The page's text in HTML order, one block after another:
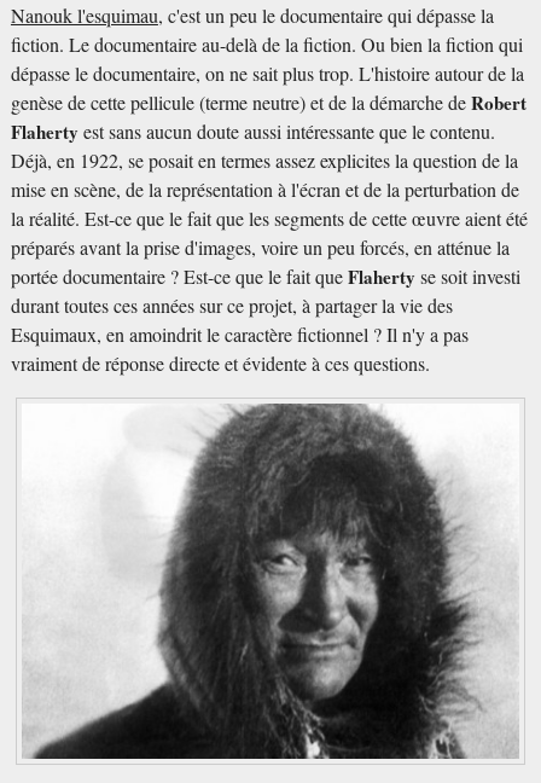
Nanouk l'esquimau, c'est un peu le documentaire qui dépasse la
fiction. Le documentaire au-delà de la fiction. Ou bien la fiction qui
dépasse le documentaire, on ne sait plus trop. L'histoire autour de la
genèse de cette pellicule (terme neutre) et de la démarche deRobert
Flaherty est sans aucun doute aussi intéressante que le contenu.
Déjà, en 1922, se posait en termes assez explicites la question de la
mise en scène, de la représentation à l'écran et de la perturbation de
la réalité. Est-ce que le fait que les segments de cette œuvre aient été
préparés avant la prise d'images, voire un peu forcés, en atténue la
portée documentaire ? Est-ce que le fait queFlaherty se soit investi
durant toutes ces années sur ce projet, à partager la vie des
Esquimaux, en amoindrit le caractère fictionnel ? Il n'y a pas
vraiment de réponse directe et évidente à ces questions.